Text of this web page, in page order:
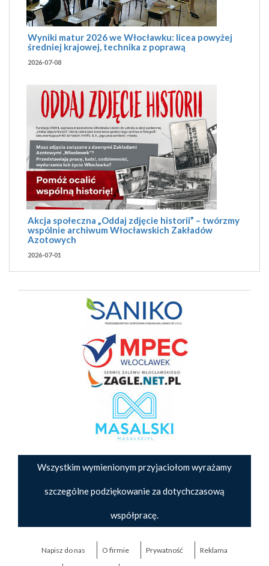
Wyniki matur 2026 we Włocławku: licea powyżej
średniej krajowej, technika z poprawą
2026-07-08
Akcja społeczna „Oddaj zdjęcie historii” – twórzmy
wspólnie archiwum Włocławskich Zakładów
Azotowych
2026-07-01
Wszystkim wymienionym przyjaciołom wyrażamy
szczególne podziękowanie za dotychczasową
współpracę.
Napisz do nas O firmie Prywatność Reklama